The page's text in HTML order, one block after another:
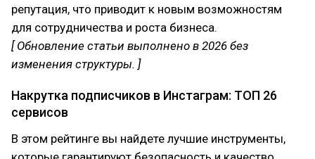
репутация, что приводит к новым возможностям
для сотрудничества и роста бизнеса.
[ Обновление статьи выполнено в 2026 без
изменения структуры. ]
Накрутка подписчиков в Инстаграм: ТОП 26
сервисов
В этом рейтинге вы найдете лучшие инструменты,